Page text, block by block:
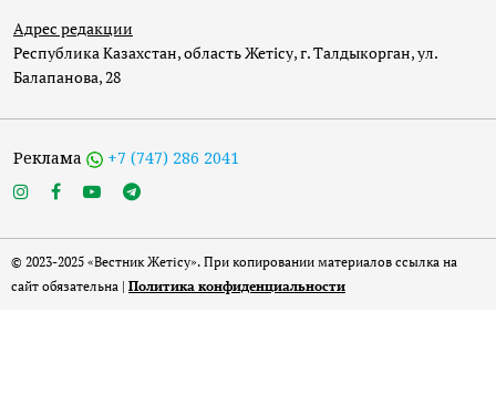
Адрес редакции
Республика Казахстан, область Жетісу, г. Талдыкорган, ул.
Балапанова, 28
Реклама +7 (747) 286 2041
© 2023-2025 «Вестник Жетісу». При копировании материалов ссылка на
сайт обязательна | Политика конфиденциальности